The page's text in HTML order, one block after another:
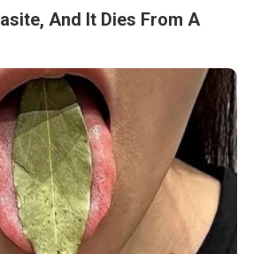
And It Dies From A